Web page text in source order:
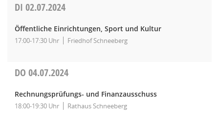
DI 02.07.2024
Öffentliche Einrichtungen, Sport und Kultur
17:00-17:30 Uhr Friedhof Schneeberg
DO 04.07.2024
Rechnungsprüfungs- und Finanzausschuss
18:00-19:30 Uhr Rathaus Schneeberg